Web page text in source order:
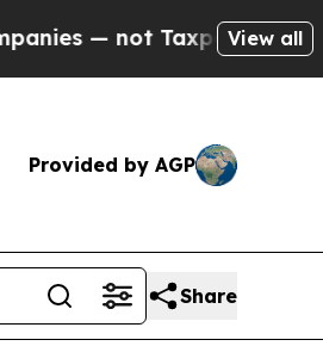
Taxpayers — theView all
Provided by AGP
Share